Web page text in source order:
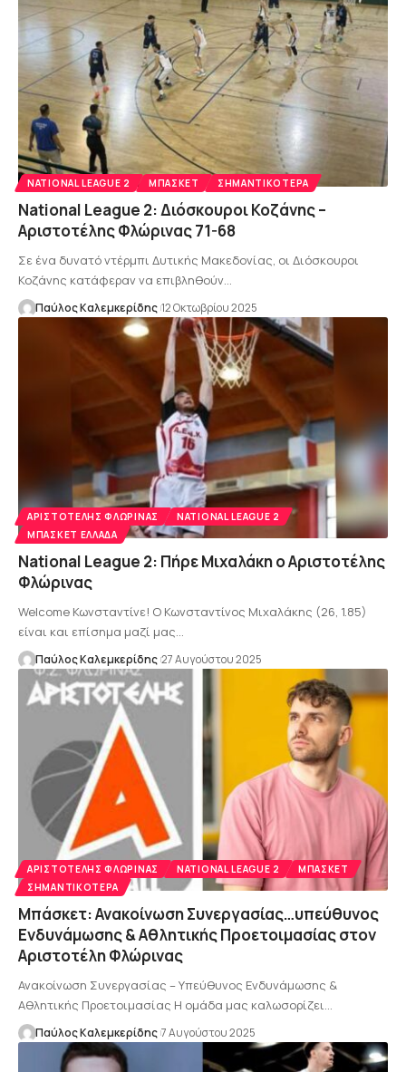
NATIONAL LEAGUE 2 ΜΠΆΣΚΕΤ ΣΗΜΑΝΤΙΚΌΤΕΡΑ
National League 2: Διόσκουροι Κοζάνης –
Αριστοτέλης Φλώρινας 71-68
Σε ένα δυνατό ντέρμπι Δυτικής Μακεδονίας, οι Διόσκουροι
Κοζάνης κατάφεραν να επιβληθούν…
Παύλος Καλεμκερίδης 12 Οκτωβρίου 2025
AΡΙΣΤΟΤΈΛΗΣ ΦΛΏΡΙΝΑΣ
NATIONAL LEAGUE 2
ΜΠΆΣΚΕΤ ΕΛΛΆΔΑ
National League 2: Πήρε Μιχαλάκη ο Αριστοτέλης
Φλώρινας
Welcome Κωνσταντίνε! Ο Κωνσταντίνος Μιχαλάκης (26, 1.85)
είναι και επίσημα μαζί μας…
Παύλος Καλεμκερίδης 27 Αυγούστου 2025
AΡΙΣΤΟΤΈΛΗΣ ΦΛΏΡΙΝΑΣ NATIONAL LEAGUE 2
ΜΠΆΣΚΕΤ
ΣΗΜΑΝΤΙΚΌΤΕΡΑ
Μπάσκετ: Ανακοίνωση Συνεργασίας…υπεύθυνος
Ενδυνάμωσης & Αθλητικής Προετοιμασίας στον
Αριστοτέλη Φλώρινας
Ανακοίνωση Συνεργασίας – Υπεύθυνος Ενδυνάμωσης &
Αθλητικής Προετοιμασίας Η ομάδα μας καλωσορίζει…
Παύλος Καλεμκερίδης 7 Αυγούστου 2025